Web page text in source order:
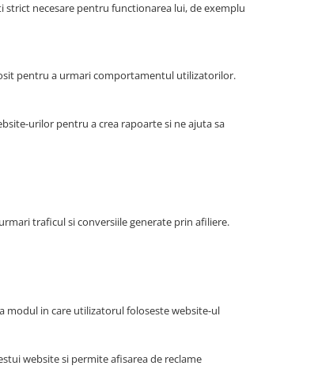
necesare pentru functionarea lui, de exemplu
pentru a urmari comportamentul utilizatorilor.
urilor pentru a crea rapoarte si ne ajuta sa
traficul si conversiile generate prin afiliere.
modul in care utilizatorul foloseste website-ul
website si permite afisarea de reclame